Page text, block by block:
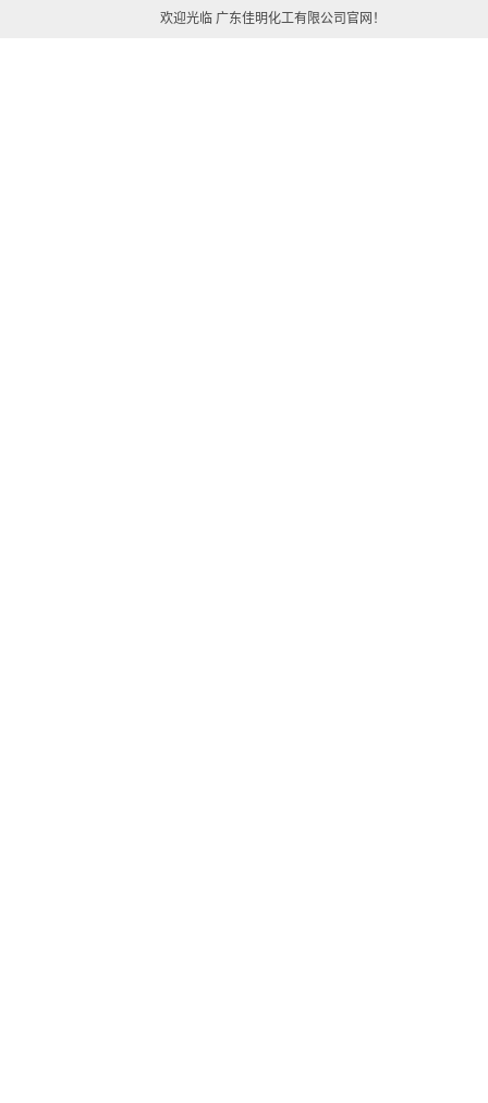
欢迎光临 广东佳明化工有限公司官网！